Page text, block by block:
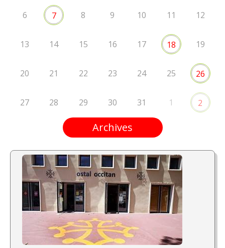
6 7 8 9 10 11 12
13 14 15 16 17 18 19
20 21 22 23 24 25 26
27 28 29 30 31 1 2
Archives